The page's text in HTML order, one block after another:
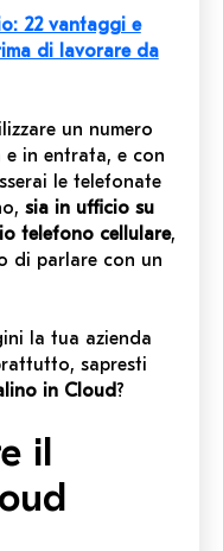
22 vantaggi e
di lavorare da
un numero
e in entrata, e con
le telefonate
sia in ufficio su
telefono cellulare,
di parlare con un
la tua azienda
sapresti
in Cloud?
il